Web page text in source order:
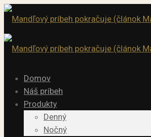
Domov
Náš príbeh
Produkty
Denný
Nočný